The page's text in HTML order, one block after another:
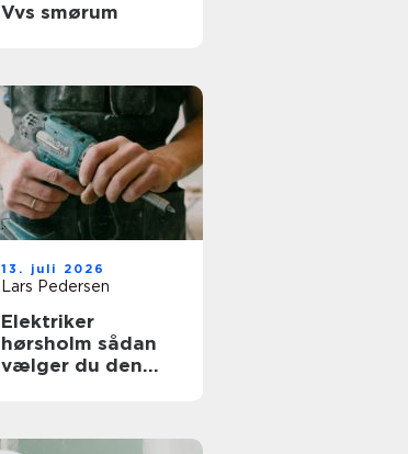
Vvs smørum
13. juli 2026
Lars Pedersen
Elektriker
hørsholm sådan
vælger du den